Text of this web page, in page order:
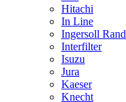
Hitachi
In Line
Ingersoll Rand
Interfilter
Isuzu
Jura
Kaeser
Knecht